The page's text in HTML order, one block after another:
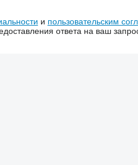
и пользовательским
ответа на ваш